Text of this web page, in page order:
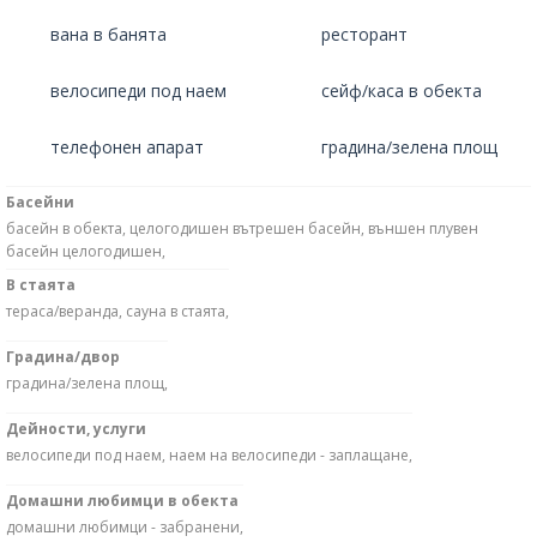
вана в банята ресторант
велосипеди под наем сейф/каса в обекта
телефонен апарат градина/зелена площ
Басейни
басейн в обекта, целогодишен вътрешен басейн, външен плувен
басейн целогодишен,
В стаята
тераса/веранда, сауна в стаята,
Градина/двор
градина/зелена площ,
Дейности, услуги
велосипеди под наем, наем на велосипеди - заплащане,
Домашни любимци в обекта
домашни любимци - забранени,